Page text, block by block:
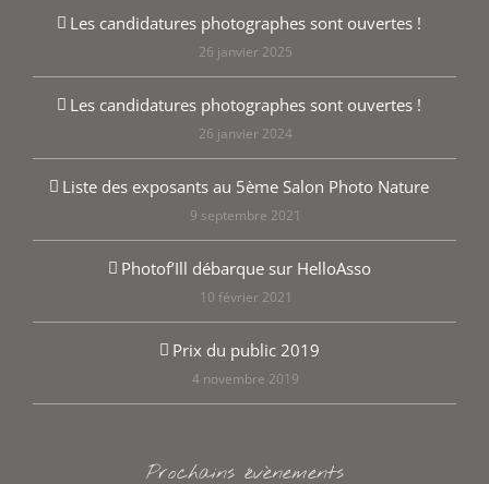
Les candidatures photographes sont ouvertes !
26 janvier 2025
Les candidatures photographes sont ouvertes !
26 janvier 2024
Liste des exposants au 5ème Salon Photo Nature
9 septembre 2021
Photof’Ill débarque sur HelloAsso
10 février 2021
Prix du public 2019
4 novembre 2019
Prochains évènements